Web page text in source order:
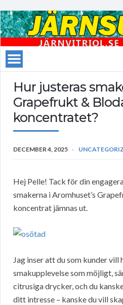
Hur justeras
Grapefrukt &
koncentratet?
DECEMBER 4, 2025
Hej Pelle! Tack för din
smakerna i Aromhuset’s
koncentrat jämnas ut.
Jag inser att du som kunder vill
smakupplevelse som möjligt,
citrusiga drycker, och du
ditt intresse – kanske du vill